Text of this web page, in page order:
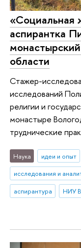
«Социальная
аспирантка
области
Стажер-
исследований
религии и
монастыре
труднические
Наука идеи и опыт
исследования и
аспирантура
НИУ